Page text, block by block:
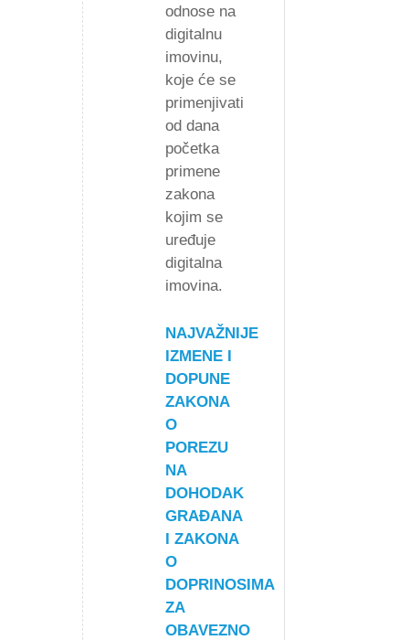
odnose na
digitalnu
imovinu,
koje će se
primenjivati
od dana
početka
primene
zakona
kojim se
uređuje
digitalna
imovina.
NAJVAŽNIJE
IZMENE I
DOPUNE
ZAKONA
O
POREZU
NA
DOHODAK
GRAĐANA
I ZAKONA
O
DOPRINOSIMA
ZA
OBAVEZNO